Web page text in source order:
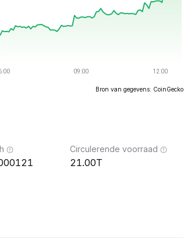
Bron van gegevens: CoinGecko
Circulerende voorraad
21.00T